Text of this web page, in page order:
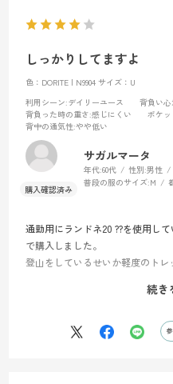
しっかりしてますよ
色：DORITE | N9904 サイズ：U
利用シーン:デイリーユース 背負い心
背負った時の重さ:感じにくい ポケ
背中の通気性:やや低い
サガルマータ
年代:60代 性別:男性
普段の服のサイズ:M
通勤用にランドネ20 ??を使用し
で購入しました。
登山をしているせいか軽度のト
同じ20Lですがこちらの方が多少
続き